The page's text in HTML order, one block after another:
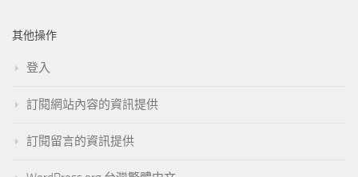
其他操作
登入
訂閱網站內容的資訊提供
訂閱留言的資訊提供